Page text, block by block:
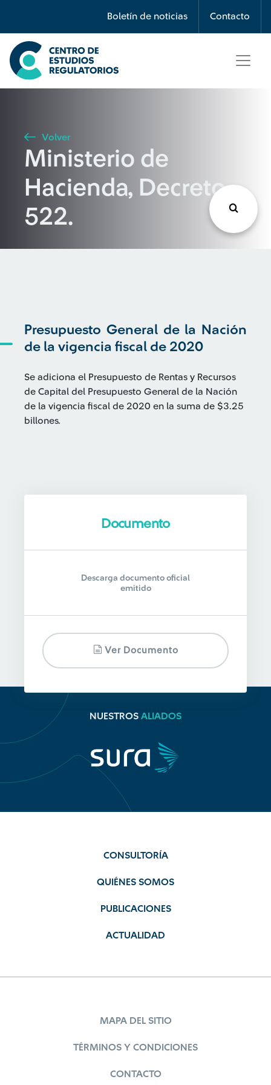
Boletín de noticias Contacto
Búsqueda
Seleccione país
Buscar
Volver
Ministerio de
Hacienda, Decreto
522.
Presupuesto General de la Nación
de la vigencia fiscal de 2020
Se adiciona el Presupuesto de Rentas y Recursos
de Capital del Presupuesto General de la Nación
de la vigencia fiscal de 2020 en la suma de $3.25
billones.
Documento
Descarga documento oficial
emitido
Ver Documento
NUESTROS ALIADOS
CONSULTORÍA
QUIÉNES SOMOS
PUBLICACIONES
ACTUALIDAD
MAPA DEL SITIO
TÉRMINOS Y CONDICIONES
CONTACTO